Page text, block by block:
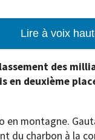
Lire à voix
des
deuxième
en montagne.
du charbon à la